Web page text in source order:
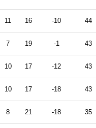
11 16 -10 44
7 19 -1 43
10 17 -12 43
10 17 -18 43
8 21 -18 35